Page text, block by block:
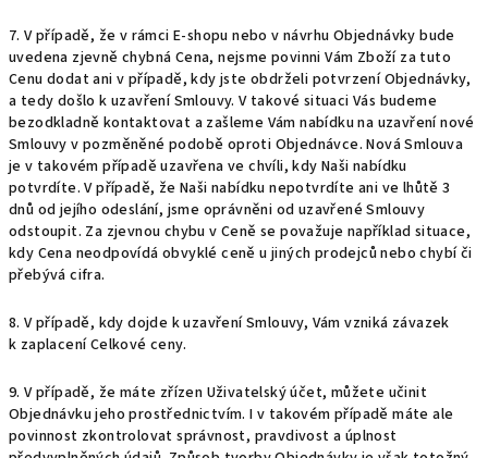
7. V případě, že v rámci E-shopu nebo v návrhu Objednávky bude
uvedena zjevně chybná Cena, nejsme povinni Vám Zboží za tuto
Cenu dodat ani v případě, kdy jste obdrželi potvrzení Objednávky,
a tedy došlo k uzavření Smlouvy. V takové situaci Vás budeme
bezodkladně kontaktovat a zašleme Vám nabídku na uzavření nové
Smlouvy v pozměněné podobě oproti Objednávce. Nová Smlouva
je v takovém případě uzavřena ve chvíli, kdy Naši nabídku
potvrdíte. V případě, že Naši nabídku nepotvrdíte ani ve lhůtě 3
dnů od jejího odeslání, jsme oprávněni od uzavřené Smlouvy
odstoupit. Za zjevnou chybu v Ceně se považuje například situace,
kdy Cena neodpovídá obvyklé ceně u jiných prodejců nebo chybí či
přebývá cifra.
8. V případě, kdy dojde k uzavření Smlouvy, Vám vzniká závazek
k zaplacení Celkové ceny.
9. V případě, že máte zřízen Uživatelský účet, můžete učinit
Objednávku jeho prostřednictvím. I v takovém případě máte ale
povinnost zkontrolovat správnost, pravdivost a úplnost